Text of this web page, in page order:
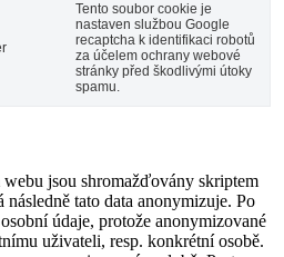
Tento soubor cookie je
nastaven službou Google
recaptcha k identifikaci robotů
za účelem ochrany webové
stránky před škodlivými útoky
spamu.
jsou shromažďovány skriptem
tato data anonymizuje. Po
údaje, protože anonymizované
uživateli, resp. konkrétní osobě.